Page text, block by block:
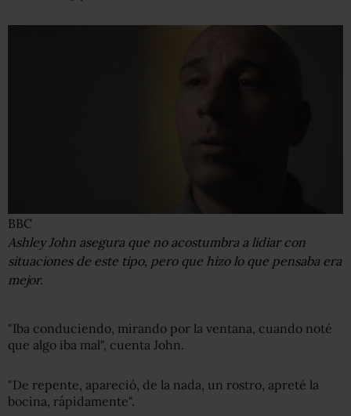
BBC
Ashley John asegura que no acostumbra a lidiar con
situaciones de este tipo, pero que hizo lo que pensaba era
mejor.
"Iba conduciendo, mirando por la ventana, cuando noté
que algo iba mal", cuenta John.
"De repente, apareció, de la nada, un rostro, apreté la
bocina, rápidamente".